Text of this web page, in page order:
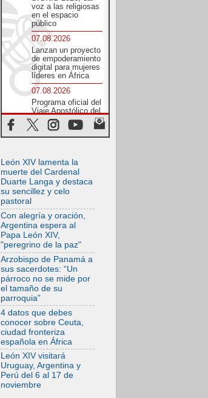
voz a las religiosas
en el espacio
público
07.08.2026
Lanzan un proyecto
de empoderamiento
digital para mujeres
líderes en África
07.08.2026
Programa oficial del
Viaje Apostólico del
Papa León XIV a
Francia
Ecuador: El bien de
las familias no
admite premuras
legislativas
06.08.2026
Cardenal Parolin: La
paz comienza con
la empatía al dolor
del otro
06.08.2026
Fray Marco Vianelli:
Aprender el
Evangelio de la Paz
en la Escuela de
San Francisco
06.08.2026
La visita del Papa
León XIV a Asís en
un minuto
06.08.2026
El agradecimiento
de los jóvenes al
Papa: «Hoy nos
León XIV lamenta la
muerte del Cardenal
Duarte Langa y destaca
su sencillez y celo
pastoral
Con alegría y oración,
Argentina espera al
Papa León XIV,
"peregrino de la paz"
Arzobispo de Panamá a
sus sacerdotes: “Un
párroco no se mide por
el tamaño de su
parroquia”
4 datos que debes
conocer sobre Ceuta,
ciudad fronteriza
española en África
León XIV visitará
Uruguay, Argentina y
Perú del 6 al 17 de
noviembre